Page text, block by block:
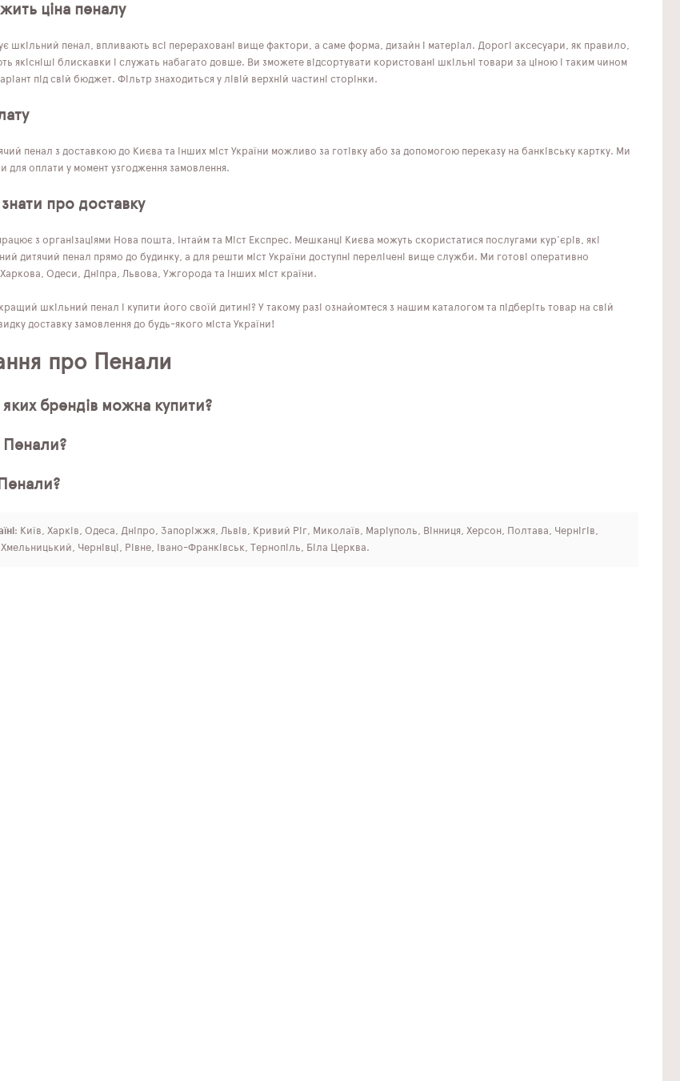
ціна пеналу
шкільний пенал, впливають всі перераховані вище фактори, а саме форма, дизайн і матеріал. Дорогі аксесуари, як правило,
якісніші блискавки і служать набагато довше. Ви зможете відсортувати користовані шкільні товари за ціною і таким чином
під свій бюджет. Фільтр знаходиться у лівій верхній частині сторінки.
пенал з доставкою до Києва та інших міст України можливо за готівку або за допомогою переказу на банківську картку. Ми
для оплати у момент узгодження замовлення.
про доставку
з організаціями Нова пошта, Інтайм та Міст Експрес. Мешканці Києва можуть скористатися послугами кур'єрів, які
дитячий пенал прямо до будинку, а для решти міст України доступні перелічені вище служби. Ми готові оперативно
Одеси, Дніпра, Львова, Ужгорода та інших міст країни.
шкільний пенал і купити його своїй дитині? У такому разі ознайомтеся з нашим каталогом та підберіть товар на свій
доставку замовлення до будь-якого міста України!
про Пенали
брендів можна купити?
Пенали?
: Київ, Харків, Одеса, Дніпро, Запоріжжя, Львів, Кривий Ріг, Миколаїв, Маріуполь, Вінниця, Херсон, Полтава, Чернігів,
Чернівці, Рівне, Івано-Франківськ, Тернопіль, Біла Церква.